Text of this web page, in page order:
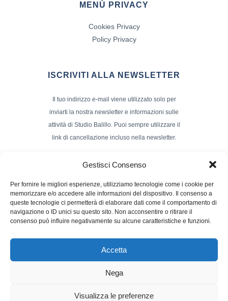
Gestisci Consenso
Per fornire le migliori esperienze, utilizziamo tecnologie come i cookie per
memorizzare e/o accedere alle informazioni del dispositivo. Il consenso a
queste tecnologie ci permetterà di elaborare dati come il comportamento di
navigazione o ID unici su questo sito. Non acconsentire o ritirare il
consenso può influire negativamente su alcune caratteristiche e funzioni.
Accetta
Nega
Visualizza le preferenze
MENÙ PRIVACY
Cookies Privacy
Policy Privacy
ISCRIVITI ALLA NEWSLETTER
Il tuo indirizzo e-mail viene utilizzato solo per
inviarti la nostra newsletter e informazioni sulle
attività di Studio Balillo. Puoi sempre utilizzare il
link di cancellazione incluso nella newsletter.
Nome e Cognome
Powerd by :Studio70